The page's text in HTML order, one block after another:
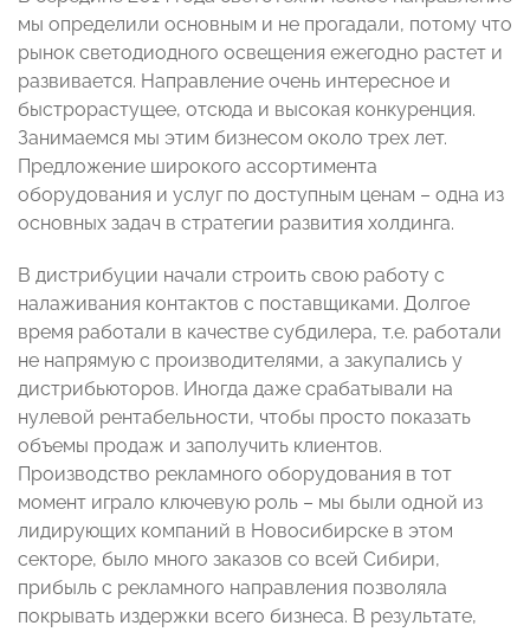
мы определили основным и не прогадали, потому что
рынок светодиодного освещения ежегодно растет и
развивается. Направление очень интересное и
быстрорастущее, отсюда и высокая конкуренция.
Занимаемся мы этим бизнесом около трех лет.
Предложение широкого ассортимента
оборудования и услуг по доступным ценам – одна из
основных задач в стратегии развития холдинга.
В дистрибуции начали строить свою работу с
налаживания контактов с поставщиками. Долгое
время работали в качестве субдилера, т.е. работали
не напрямую с производителями, а закупались у
дистрибьюторов. Иногда даже срабатывали на
нулевой рентабельности, чтобы просто показать
объемы продаж и заполучить клиентов.
Производство рекламного оборудования в тот
момент играло ключевую роль – мы были одной из
лидирующих компаний в Новосибирске в этом
секторе, было много заказов со всей Сибири,
прибыль с рекламного направления позволяла
покрывать издержки всего бизнеса. В результате,